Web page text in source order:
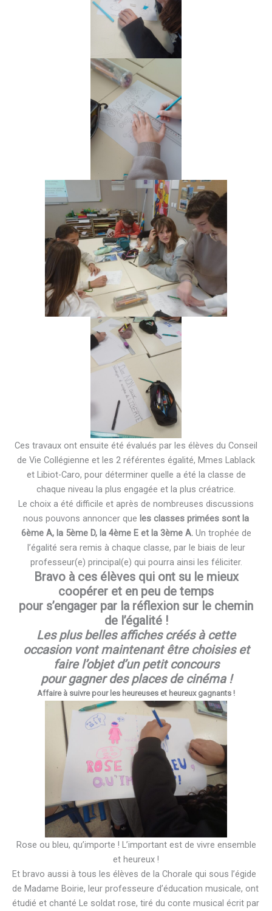
Ces travaux ont ensuite été évalués par les élèves du Conseil
de Vie Collégienne et les 2 référentes égalité, Mmes Lablack
et Libiot-Caro, pour déterminer quelle a été la classe de
chaque niveau la plus engagée et la plus créatrice.
Le choix a été difficile et après de nombreuses discussions
nous pouvons annoncer que les classes primées sont la
6ème A, la 5ème D, la 4ème E et la 3ème A.Un trophée de
l’égalité sera remis à chaque classe, par le biais de leur
professeur(e) principal(e) qui pourra ainsi les féliciter.
Bravo à ces élèves qui ont su le mieux
coopérer et en peu de temps
pour s’engager par la réflexion sur le chemin
de l’égalité !
Les plus belles affiches créés à cette
occasion vont maintenant être choisies et
faire l’objet d’un petit concours
pour gagner des places de cinéma !
Affaire à suivre pour les heureuses et heureux gagnants !
Rose ou bleu, qu’importe ! L’important est de vivre ensemble
et heureux !
Et bravo aussi à tous les élèves de la Chorale qui sous l’égide
de Madame Boirie, leur professeure d’éducation musicale, ont
étudié et chanté Le soldat rose, tiré du conte musical écrit par